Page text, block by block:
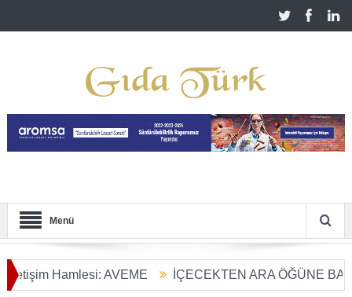
Menü
Hamlesi: AVEME İÇECEKTEN ARA ÖĞÜNE BALIN